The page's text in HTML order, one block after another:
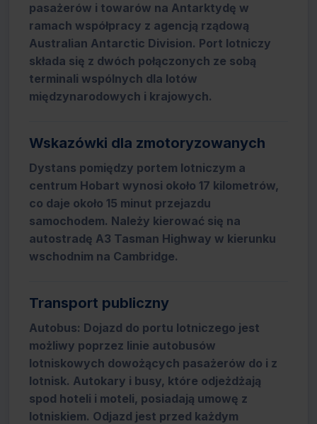
pasażerów i towarów na Antarktydę w
ramach współpracy z agencją rządową
Australian Antarctic Division. Port lotniczy
składa się z dwóch połączonych ze sobą
terminali wspólnych dla lotów
międzynarodowych i krajowych.
Wskazówki dla zmotoryzowanych
Dystans pomiędzy portem lotniczym a
centrum Hobart wynosi około 17 kilometrów,
co daje około 15 minut przejazdu
samochodem. Należy kierować się na
autostradę A3 Tasman Highway w kierunku
wschodnim na Cambridge.
Transport publiczny
Autobus: Dojazd do portu lotniczego jest
możliwy poprzez linie autobusów
lotniskowych dowożących pasażerów do i z
lotnisk. Autokary i busy, które odjeżdżają
spod hoteli i moteli, posiadają umowę z
lotniskiem. Odjazd jest przed każdym